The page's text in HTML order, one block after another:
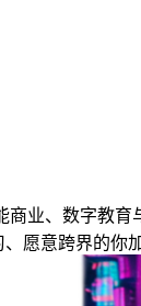
业、数字教
愿意跨界的你加